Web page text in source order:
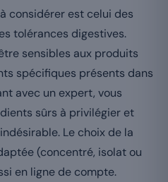
considérer est celui des
tolérances digestives.
sensibles aux produits
spécifiques présents dans
avec un expert, vous
sûrs à privilégier et
Le choix de la
(concentré, isolat ou
en ligne de compte.